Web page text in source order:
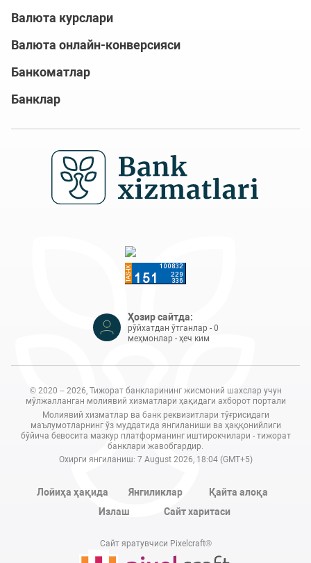
Валюта курслари
Валюта онлайн-конверсияси
Банкоматлар
Банклар
Ҳозир сайтда:
рўйхатдан ўтганлар - 0
меҳмонлар - ҳеч ким
© 2020 – 2026, Тижорат банкларининг жисмоний шахслар учун
мўлжалланган молиявий хизматлари ҳақидаги ахборот портали
Молиявий хизматлар ва банк реквизитлари тўғрисидаги
маълумотларнинг ўз муддатида янгиланиши ва ҳаққонийлиги
бўйича бевосита мазкур платформанинг иштирокчилари - тижорат
банклари жавобгардир.
Охирги янгиланиш: 7 August 2026, 18:04 (GMT+5)
Лойиҳа ҳақида Янгиликлар
Қайта алоқа
Излаш
Сайт харитаси
Сайт яратувчиси Pixelcraft®